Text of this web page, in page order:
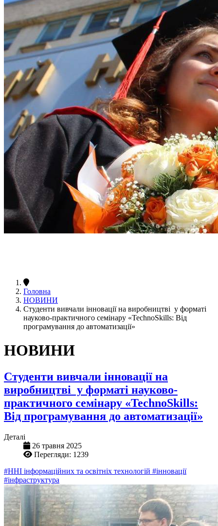
Головна
НОВИНИ
Студенти вивчали інновації на виробництві у форматі
науково-практичного семінару «TechnoSkills: Від
програмування до автоматизації»
НОВИНИ
Студенти вивчали інновації на
виробництві у форматі науково-
практичного семінару «TechnoSkills:
Від програмування до автоматизації»
Деталі
26 травня 2025
Перегляди: 1239
#ННІ інформаційних та освітніх технологій #інновації
#інфраструктура